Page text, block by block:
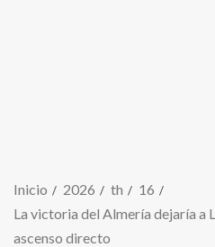
Inicio 2026 th
16
La victoria del Almería dejaría a
ascenso directo